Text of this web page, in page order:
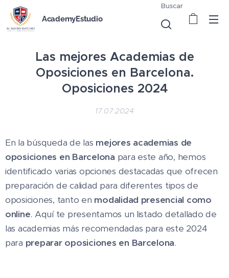
AcademyEstudio
Buscar
Las mejores Academias de
Oposiciones en Barcelona.
Oposiciones 2024
17.07.2024
En la búsqueda de las mejores academias de
oposiciones en Barcelona para este año, hemos
identificado varias opciones destacadas que ofrecen
preparación de calidad para diferentes tipos de
oposiciones, tanto en modalidad presencial como
online. Aquí te presentamos un listado detallado de
las academias más recomendadas para este 2024
para preparar oposiciones en Barcelona.